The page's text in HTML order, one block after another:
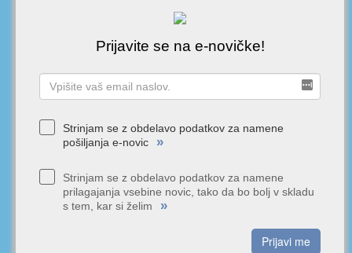
Prijavite se na e-novičke!
Strinjam se z obdelavo podatkov za namene
pošiljanja e-novic
»
Strinjam se z obdelavo podatkov za namene
prilagajanja vsebine novic, tako da bo bolj v skladu
s tem, kar si želim
»
Prijavi me